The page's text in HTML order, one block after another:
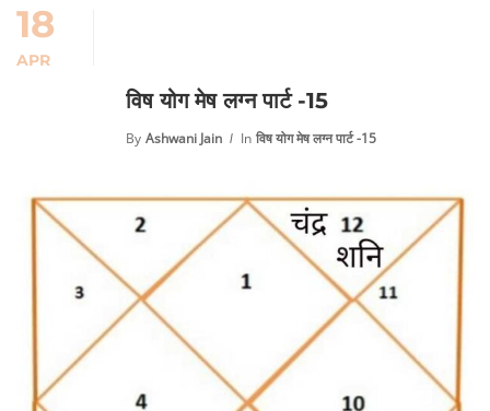
18
APR
विष योग मेष लग्न पार्ट -15
By Ashwani Jain In विष योग मेष लग्न पार्ट -15